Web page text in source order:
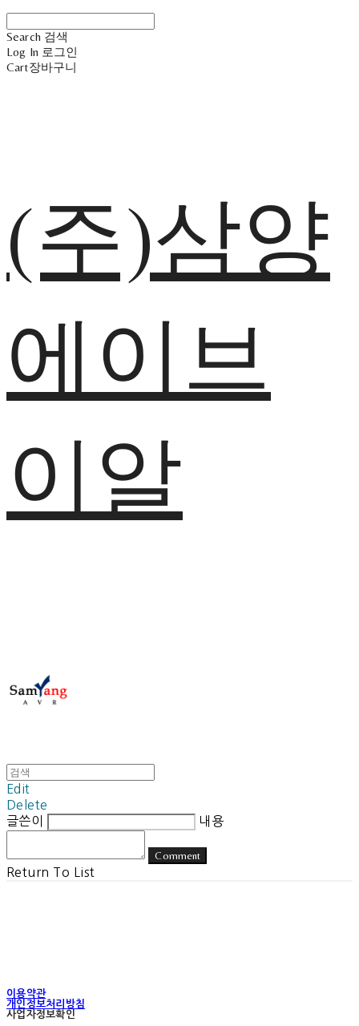
Search 검색
Log In 로그인
Cart장바구니
(주)삼양
에이브
이알
Edit
Delete
글쓴이
내용
Comment
Return To List
이용약관
개인정보처리방침
사업자정보확인